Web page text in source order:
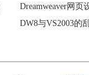
Dreamweaver网
DW8与VS2003的